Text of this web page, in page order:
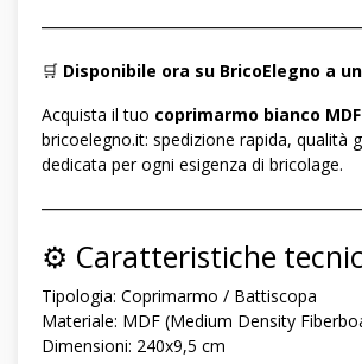
🛒 Disponibile ora su BricoElegno a
Acquista il tuo coprimarmo bianco MDF
bricoelegno.it: spedizione rapida, qualità
dedicata per ogni esigenza di bricolage.
⚙️ Caratteristiche
Tipologia: Coprimarmo / Battiscopa
Materiale: MDF (Medium Density
Dimensioni: 240x9,5 cm